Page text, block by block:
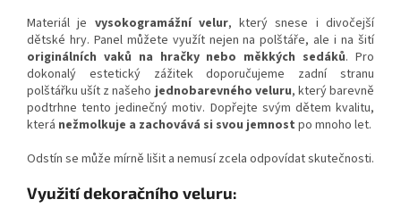
Materiál je vysokogramážní velur, který snese i divočejší
dětské hry. Panel můžete využít nejen na polštáře, ale i na šití
originálních vaků na hračky nebo měkkých sedáků. Pro
dokonalý estetický zážitek doporučujeme zadní stranu
polštářku ušít z našehojednobarevného veluru, který barevně
podtrhne tento jedinečný motiv. Dopřejte svým dětem kvalitu,
která nežmolkuje a zachovává si svou jemnost po mnoho let.
Odstín se může mírně lišit a nemusí zcela odpovídat skutečnosti.
Využití dekoračního veluru: